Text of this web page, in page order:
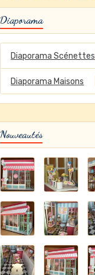
Diaporama
Diaporama Scénettes
Diaporama Maisons
Nouveautés